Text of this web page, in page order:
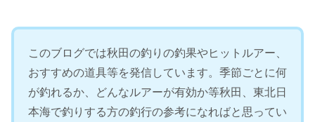
このブログでは秋田の釣りの釣果やヒットルアー、
おすすめの道具等を発信しています。季節ごとに何
が釣れるか、どんなルアーが有効か等秋田、東北日
本海で釣りする方の釣行の参考になればと思ってい